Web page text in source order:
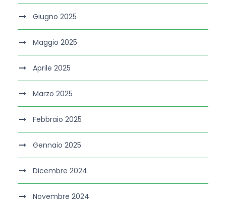
Giugno 2025
Maggio 2025
Aprile 2025
Marzo 2025
Febbraio 2025
Gennaio 2025
Dicembre 2024
Novembre 2024